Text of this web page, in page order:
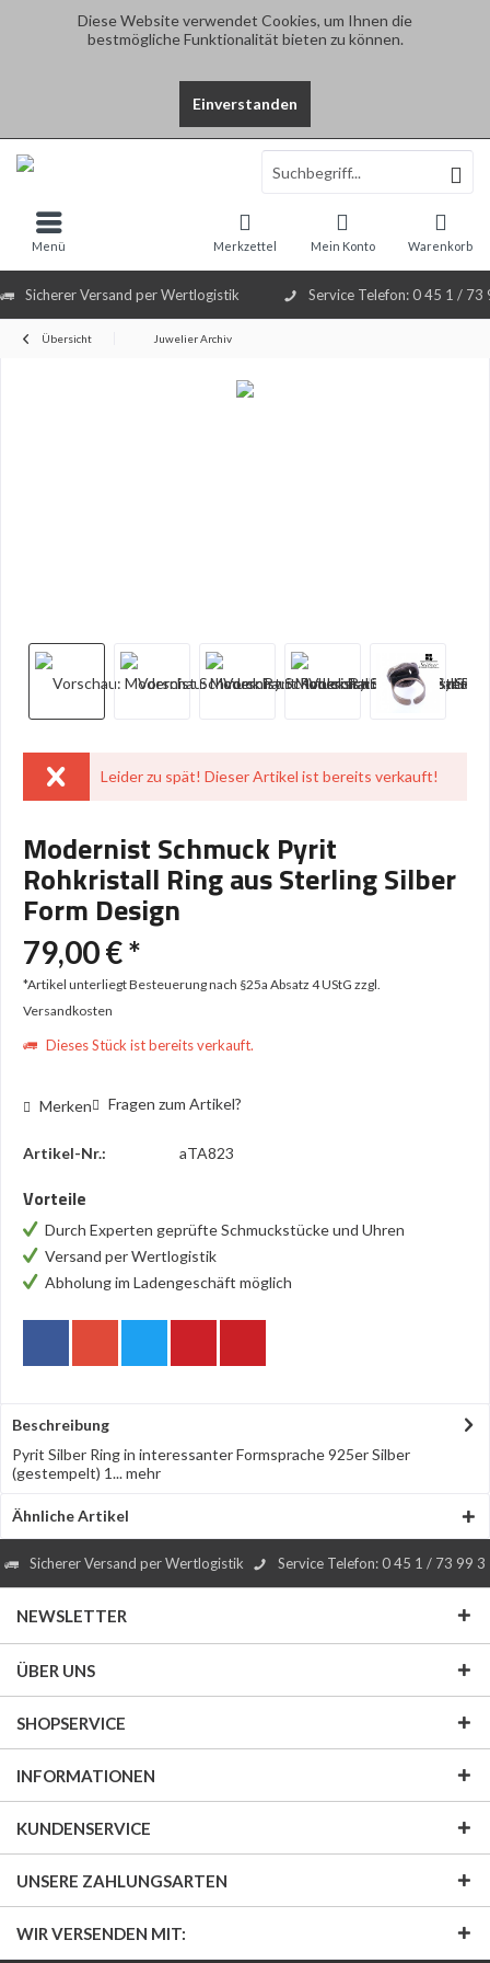
Diese Website verwendet Cookies, um Ihnen die
bestmögliche Funktionalität bieten zu können.
Einverstanden
Sicherer Versand per Wertlogistik Service Telefon: 0 45 1 / 73
Warenkorb
Merkzettel Mein Konto
Menü
Übersicht Juwelier Archiv
Leider zu spät! Dieser Artikel ist bereits verkauft!
Modernist Schmuck Pyrit
Rohkristall Ring aus Sterling Silber
Form Design
79,00 € *
*Artikel unterliegt Besteuerung nach §25a Absatz 4 UStG zzgl.
Versandkosten
Dieses Stück ist bereits verkauft.
Merken Fragen zum Artikel?
Artikel-Nr.: aTA823
Vorteile
Durch Experten geprüfte Schmuckstücke und Uhren
Versand per Wertlogistik
Abholung im Ladengeschäft möglich
Beschreibung
Pyrit Silber Ring in interessanter Formsprache 925er Silber
(gestempelt) 1...mehr
Ähnliche Artikel
Sicherer Versand per Wertlogistik Service Telefon: 0 45 1 / 73 99 3
NEWSLETTER
ÜBER UNS
SHOPSERVICE
INFORMATIONEN
KUNDENSERVICE
UNSERE ZAHLUNGSARTEN
WIR VERSENDEN MIT: